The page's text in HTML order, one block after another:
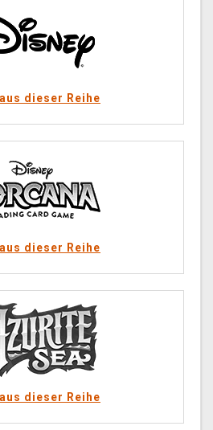
dieser Reihe
dieser Reihe
dieser Reihe